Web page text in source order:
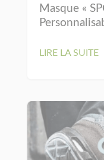
Masque «
LIRE LA SUITE